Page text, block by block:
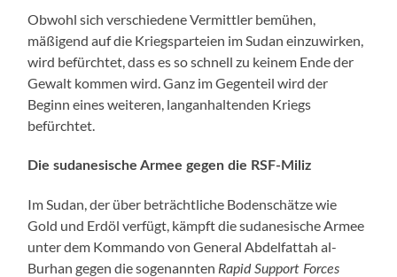
Obwohl sich verschiedene Vermittler bemühen,
mäßigend auf die Kriegsparteien im Sudan einzuwirken,
wird befürchtet, dass es so schnell zu keinem Ende der
Gewalt kommen wird. Ganz im Gegenteil wird der
Beginn eines weiteren, langanhaltenden Kriegs
befürchtet.
Die sudanesische Armee gegen die RSF-Miliz
Im Sudan, der über beträchtliche Bodenschätze wie
Gold und Erdöl verfügt, kämpft die sudanesische Armee
unter dem Kommando von General Abdelfattah al-
Burhan gegen die sogenannten Rapid Support Forces